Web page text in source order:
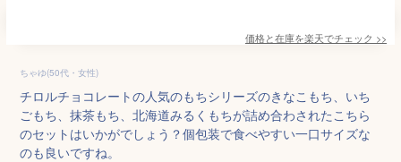
価格と在庫を楽天でチェック >>
ちゃゆ(50代・女性)
チロルチョコレートの人気のもちシリーズのきなこもち、いち
ごもち、抹茶もち、北海道みるくもちが詰め合わされたこちら
のセットはいかがでしょう？個包装で食べやすい一口サイズな
のも良いですね。